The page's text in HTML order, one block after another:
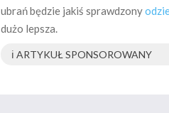
ubrań będzie jakiś sprawdzony
dużo lepsza.
ℹ️ ARTYKUŁ SPONSOROWANY